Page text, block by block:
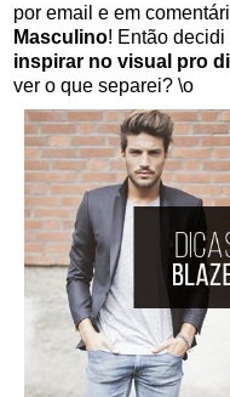
por email e em
Masculino! Então
inspirar no visual pro
ver o que separei? \o